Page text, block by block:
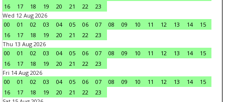
16
17 18 19 20 21 22
23
Wed 12 Aug 2026
00
01 02 03 04 05 06 07 08 09 10 11 12 13 14
15
16
17 18 19 20 21 22
23
Thu 13 Aug 2026
00
01 02 03 04 05 06 07 08 09 10 11 12 13 14
15
16
17 18 19 20 21 22
23
Fri 14 Aug 2026
00
01 02 03 04 05 06 07 08 09 10 11 12 13 14
15
16
17 18 19 20 21 22
23